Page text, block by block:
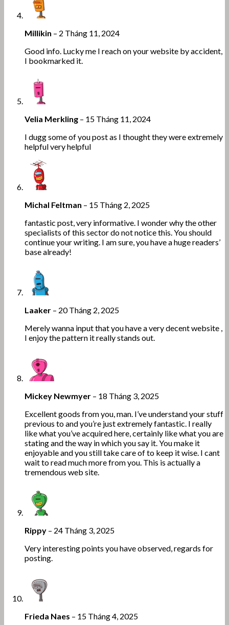
Millikin – 2 Tháng 11, 2024
Good info. Lucky me I reach on your website by accident,
I bookmarked it.
Velia Merkling – 15 Tháng 11, 2024
I dugg some of you post as I thought they were extremely
helpful very helpful
Michal Feltman – 15 Tháng 2, 2025
fantastic post, very informative. I wonder why the other
specialists of this sector do not notice this. You should
continue your writing. I am sure, you have a huge readers’
base already!
Laaker – 20 Tháng 2, 2025
Merely wanna input that you have a very decent website ,
I enjoy the pattern it really stands out.
Mickey Newmyer – 18 Tháng 3, 2025
Excellent goods from you, man. I’ve understand your stuff
previous to and you’re just extremely fantastic. I really
like what you’ve acquired here, certainly like what you are
stating and the way in which you say it. You make it
enjoyable and you still take care of to keep it wise. I cant
wait to read much more from you. This is actually a
tremendous web site.
Rippy – 24 Tháng 3, 2025
Very interesting points you have observed, regards for
posting.
Frieda Naes – 15 Tháng 4, 2025